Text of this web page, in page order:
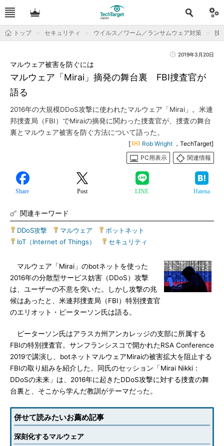
トップ セキュリティ ウイルス／ワーム／ランサムウェア対策 技
2019年3月20日
マルウェア「Mirai」摘発の舞台裏 FBI捜査官が
語る
マルウェア被害を防ぐには
2016年の大規模DDoS攻撃に使われたマルウェア「Mirai」。米連
邦捜査局（FBI）でMiraiの摘発に関わった捜査官が、捜査の舞台
裏とマルウェア被害を防ぐ方法について語った。
[ Rob Wright ，TechTarget]
PC用表示
関連情報
Share Post LINE Hatena
関連キーワード
DDoS攻撃 マルウェア ボットネット
IoT（Internet of Things）
セキュリティ
マルウェア「Mirai」のbotネットを使った
2016年の分散型サービス妨害（DDoS）攻撃
は、ユーザーの不意を突いた。しかし攻撃の兆
候はあったと、米連邦捜査局（FBI）特別捜査官
のエリオット・ピーターソン氏は語る。
ピーターソン氏はアラスカ州アンカレッジの支部に所属する
FBIの特別捜査官。サンフランシスコで開かれたRSA Conference
2019で講演し、botネットマルウェアMiraiの被害拡大を阻止する
FBIの取り組みを紹介した。同氏のセッション「Mirai Nikki：
DDoSの未来」は、2016年に起きたDDoS攻撃に対する捜査の舞
台裏と、そこから学んだ教訓がテーマだった。
併せて読みたいお薦め記事
深刻化するマルウェア